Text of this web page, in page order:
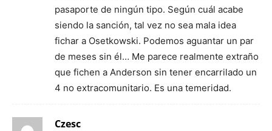
pasaporte de ningún tipo. Según cuál acabe
siendo la sanción, tal vez no sea mala idea
fichar a Osetkowski. Podemos aguantar un par
de meses sin él… Me parece realmente extraño
que fichen a Anderson sin tener encarrilado un
4 no extracomunitario. Es una temeridad.
Czesc